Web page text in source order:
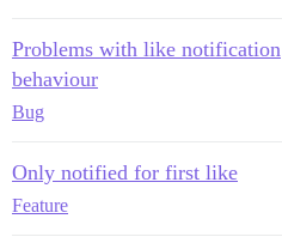
Problems with like notification
behaviour
Bug
Only notified for first like
Feature